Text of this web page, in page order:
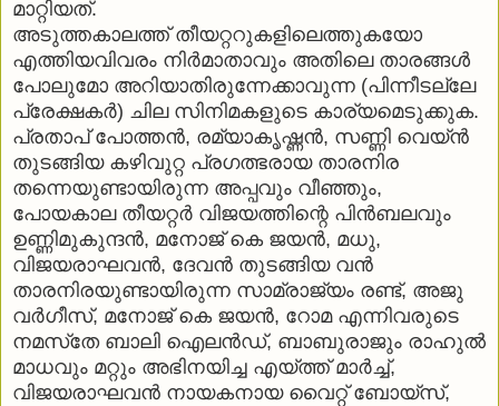
മാറ്റിയത്.
അടുത്തകാലത്ത് തീയറ്ററുകളിലെത്തുകയോ
എത്തിയവിവരം നിര്‍മാതാവും അതിലെ താരങ്ങള്‍
പോലുമോ അറിയാതിരുന്നേക്കാവുന്ന (പിന്നീടല്ലേ
പ്രേക്ഷകര്‍) ചില സിനിമകളുടെ കാര്യമെടുക്കുക.
പ്രതാപ് പോത്തന്‍, രമ്യാകൃഷ്ണന്‍, സണ്ണി വെയ്ന്‍
തുടങ്ങിയ കഴിവുറ്റ പ്രഗത്ഭരായ താരനിര
തന്നെയുണ്ടായിരുന്ന അപ്പവും വീഞ്ഞും,
പോയകാല തീയറ്റര്‍ വിജയത്തിന്റെ പിന്‍ബലവും
ഉണ്ണിമുകുന്ദന്‍, മനോജ് കെ ജയന്‍, മധു,
വിജയരാഘവന്‍, ദേവന്‍ തുടങ്ങിയ വന്‍
താരനിരയുണ്ടായിരുന്ന സാമ്രാജ്യം രണ്ട്, അജു
വര്‍ഗീസ്, മനോജ് കെ ജയന്‍, റോമ എന്നിവരുടെ
നമസ്‌തേ ബാലി ഐലന്‍ഡ്, ബാബുരാജും രാഹുല്‍
മാധവും മറ്റും അഭിനയിച്ച എയ്ത്ത് മാര്‍ച്ച്,
വിജയരാഘവന്‍ നായകനായ വൈറ്റ് ബോയ്‌സ്,